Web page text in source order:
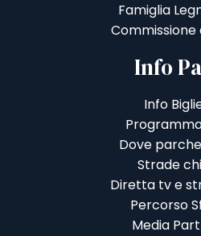
Famiglia
Info
Info
Dove
Strade
Diretta tv e
Percorso
Media